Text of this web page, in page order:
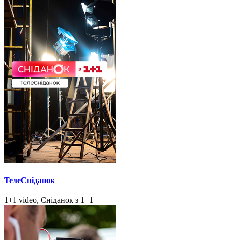
ТелеСніданок
1+1 video, Сніданок з 1+1